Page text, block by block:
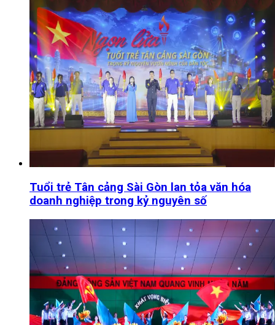
Tuổi trẻ Tân cảng Sài Gòn lan tỏa văn hóa
doanh nghiệp trong kỷ nguyên số